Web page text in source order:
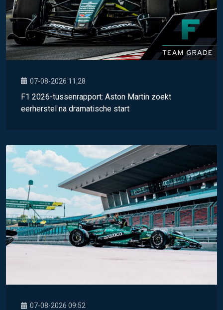
07-08-2026 11:28
F1 2026-tussenrapport: Aston Martin zoekt
eerherstel na dramatische start
07-08-2026 09:52